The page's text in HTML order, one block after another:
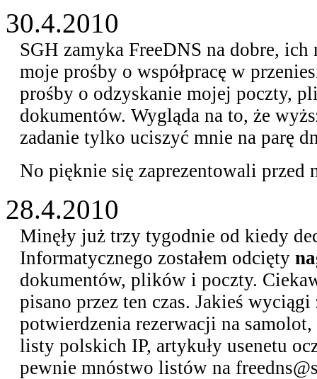
30.4.2010
SGH zamyka FreeDNS na dobre,
moje prośby o współpracę w
prośby o odzyskanie mojej poczty,
dokumentów. Wygląda na to, że
zadanie tylko uciszyć mnie na parę
No pięknie się zaprezentowali przed
28.4.2010
Minęły już trzy tygodnie od kiedy
Informatycznego zostałem odcięty
dokumentów, plików i poczty.
pisano przez ten czas. Jakieś wyciągi
potwierdzenia rezerwacji na samolot,
listy polskich IP, artykuły usenetu
pewnie mnóstwo listów na